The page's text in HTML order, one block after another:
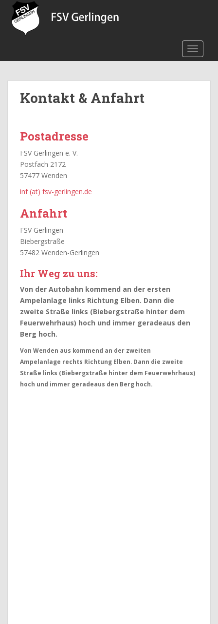
o
Kontakt & Anfahrt
Postadresse
FSV Gerlingen e. V.
Postfach 2172
57477 Wenden
inf (at) fsv-gerlingen.de
Anfahrt
FSV Gerlingen
Biebergstraße
57482 Wenden-Gerlingen
Ihr Weg zu uns:
Von der Autobahn kommend an der ersten
Ampelanlage links Richtung Elben. Dann die
zweite Straße links (Biebergstraße hinter dem
Feuerwehrhaus) hoch und immer geradeaus den
Berg hoch.
Von Wenden aus kommend an der zweiten
Ampelanlage rechts Richtung Elben. Dann die zweite
Straße links (Biebergstraße hinter dem Feuerwehrhaus)
hoch und immer geradeaus den Berg hoch.